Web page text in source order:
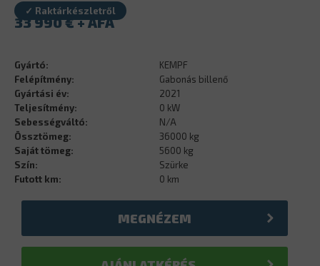
✓ Raktárkészletről
33 990€
Gyártó:
KEMPF
Felépítmény:
Gabonás billenő
Gyártási év:
2021
Teljesítmény:
0 kW
Sebességváltó:
N/A
Össztömeg:
36000 kg
Saját tömeg:
5600 kg
Szín:
Szürke
Futott km:
0 km
MEGNÉZEM